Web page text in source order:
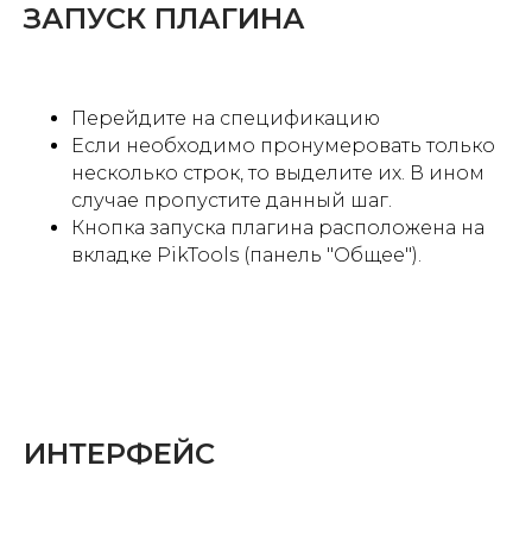
ЗАПУСК ПЛАГИНА
Перейдите на спецификацию
Если необходимо пронумеровать только
несколько строк, то выделите их. В ином
случае пропустите данный шаг.
Кнопка запуска плагина расположена на
вкладке PikTools (панель "Общее").
ИНТЕРФЕЙС